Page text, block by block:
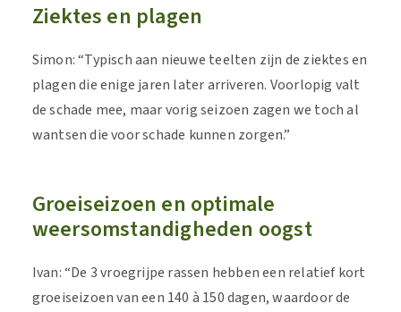
Ziektes en plagen
Simon: “Typisch aan nieuwe teelten zijn de ziektes en
plagen die enige jaren later arriveren. Voorlopig valt
de schade mee, maar vorig seizoen zagen we toch al
wantsen die voor schade kunnen zorgen.”
Groeiseizoen en optimale
weersomstandigheden oogst
Ivan: “De 3 vroegrijpe rassen hebben een relatief kort
groeiseizoen van een 140 à 150 dagen, waardoor de